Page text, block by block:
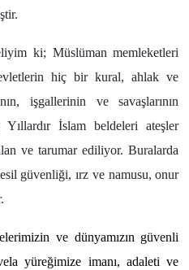
Müslüman memleketleri
hiç bir kural, ahlak ve
işgallerinin ve savaşlarının
Yıllardır İslam beldeleri ateşler
ve tarumar ediliyor. Buralarda
güvenliği, ırz ve namusu, onur
ve dünyamızın güvenli
yüreğimize imanı, adaleti ve